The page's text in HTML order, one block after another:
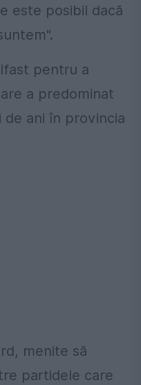
este posibil dacă
pentru a
a predominat
de ani în provincia
menite să
partidele care